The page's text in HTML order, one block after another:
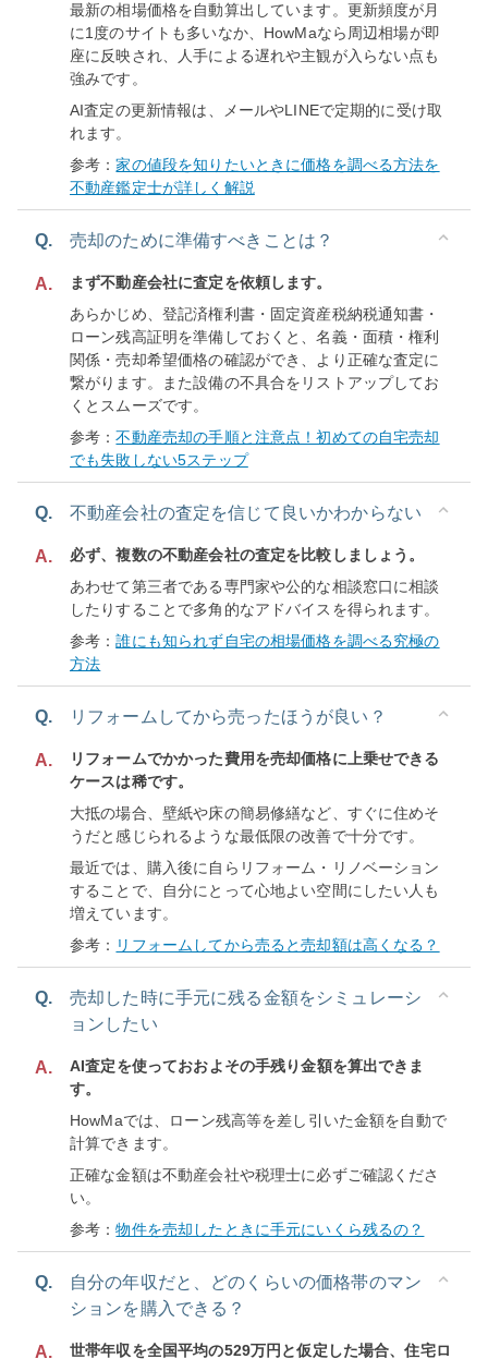
最新の相場価格を自動算出しています。更新頻度が月
に1度のサイトも多いなか、HowMaなら周辺相場が即
座に反映され、人手による遅れや主観が入らない点も
強みです。
AI査定の更新情報は、メールやLINEで定期的に受け取
れます。
参考：家の値段を知りたいときに価格を調べる方法を
不動産鑑定士が詳しく解説
Q. 売却のために準備すべきことは？
A.
まず不動産会社に査定を依頼します。
あらかじめ、登記済権利書・固定資産税納税通知書・
ローン残高証明を準備しておくと、名義・面積・権利
関係・売却希望価格の確認ができ、より正確な査定に
繋がります。また設備の不具合をリストアップしてお
くとスムーズです。
参考：不動産売却の手順と注意点！初めての自宅売却
でも失敗しない5ステップ
Q. 不動産会社の査定を信じて良いかわからない
A.
必ず、複数の不動産会社の査定を比較しましょう。
あわせて第三者である専門家や公的な相談窓口に相談
したりすることで多角的なアドバイスを得られます。
参考：誰にも知られず自宅の相場価格を調べる究極の
方法
Q. リフォームしてから売ったほうが良い？
A.
リフォームでかかった費用を売却価格に上乗せできる
ケースは稀です。
大抵の場合、壁紙や床の簡易修繕など、すぐに住めそ
うだと感じられるような最低限の改善で十分です。
最近では、購入後に自らリフォーム・リノベーション
することで、自分にとって心地よい空間にしたい人も
増えています。
参考： リフォームしてから売ると売却額は高くなる？
Q.
売却した時に手元に残る金額をシミュレーシ
ョンしたい
A.
AI査定を使っておおよその手残り金額を算出できま
す。
HowMaでは、ローン残高等を差し引いた金額を自動で
計算できます。
正確な金額は不動産会社や税理士に必ずご確認くださ
い。
参考：物件を売却したときに手元にいくら残るの？
Q.
自分の年収だと、どのくらいの価格帯のマン
ションを購入できる？
A. 世帯年収を全国平均の529万円と仮定した場合、住宅ロ